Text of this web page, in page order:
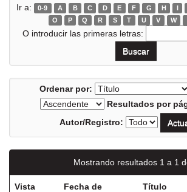
Ir a: 0-9 A B C D E F G H I
O
P Q R S T U V W
O introducir las primeras letras:
Ordenar por:
Resultados por
Autor/Registro:
Mostrando resultados 1 a 1
Vista
Fecha de
Título